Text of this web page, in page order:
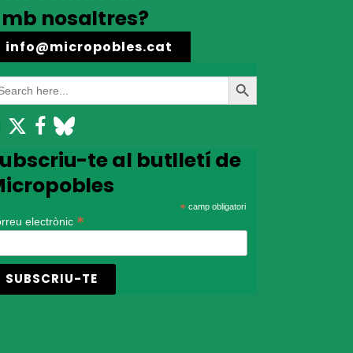
nosaltres?
info@micropobles.cat
Search
Button
te al butlletí de
* camp obligatori
electrònic *